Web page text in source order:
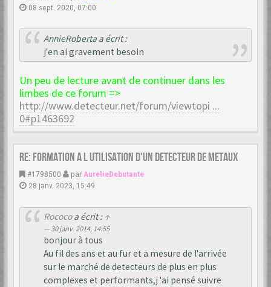
08 sept. 2020, 07:00
AnnieRoberta a écrit :
j'en ai gravement besoin
Un peu de lecture avant de continuer dans les
limbes de ce forum =>
http://www.detecteur.net/forum/viewtopi ...
0#p1463692
Re: formation a l utilisation d'un detecteur de metaux
#1798500 parAurelieDebutante
28 janv. 2023, 15:49
Rococoa écrit : ↑
30 janv. 2014, 14:55
bonjour à tous
Au fil des ans et au fur et a mesure de l'arrivée
sur le marché de detecteurs de plus en plus
complexes et performants,j 'ai pensé suivre